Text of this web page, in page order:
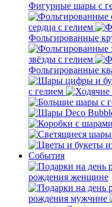
Фигурные шары с
сердца с гелием
Фольгированные
звёзды с гелием
Фольгированные
с гелием
События
рождения женщине
рождения мужчине